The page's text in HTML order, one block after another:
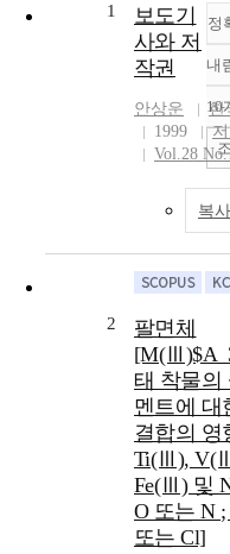
정
내
10
1
보도기
사와 저
작권
안상운
한
1999
Vol.28
복
2
팔면체
태 착물의
멘트에 대
결합의
Ti(Ⅲ),
Fe(Ⅲ) 및
O 또는 N
또는 Cl]